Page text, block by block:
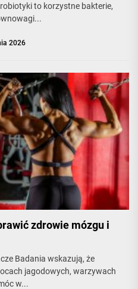
to korzystne bakterie,
2026
zdrowie mózgu i
Badania wskazują, że
jagodowych, warzywach
w...